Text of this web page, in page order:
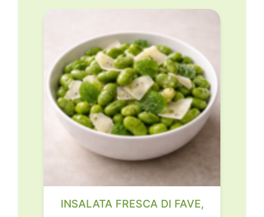
INSALATA FRESCA DI FAVE,